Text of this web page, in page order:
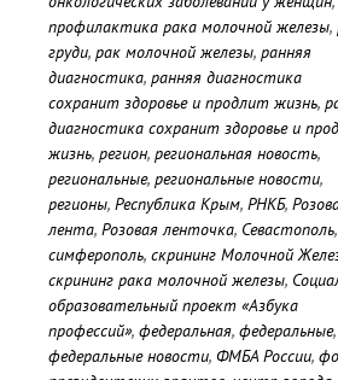
профилактика рака молочной железы,
груди, рак молочной железы, ранняя
диагностика, ранняя диагностика
сохранит здоровье и продлит жизнь,
диагностика сохранит здоровье и
жизнь, регион, региональная новость,
региональные, региональные новости,
регионы, Республика Крым, РНКБ,
лента, Розовая ленточка, Севастополь,
симферополь, скрининг Молочной
скрининг рака молочной железы,
образовательный проект «Азбука
профессий», федеральная, федеральные,
федеральные новости, ФМБА России,